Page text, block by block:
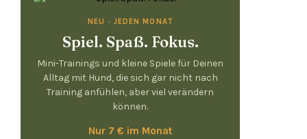
NEU · JEDEN MONAT
Spiel. Spaß. Fokus.
Mini-Trainings und kleine Spiele für Deinen
Alltag mit Hund, die sich gar nicht nach
Training anfühlen, aber viel verändern
können.
Nur 7 € im Monat